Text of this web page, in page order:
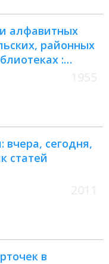
алфавитных
районных
:
указания)
вчера, сегодня,
статей
в